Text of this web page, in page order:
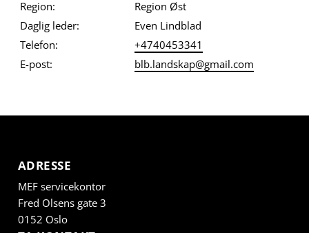
Region:
Region Øst
Daglig leder:
Even Lindblad
Telefon:
+4740453341
E-post:
blb.landskap@gmail.com
ADRESSE
MEF servicekontor
Fred Olsens gate 3
0152 Oslo